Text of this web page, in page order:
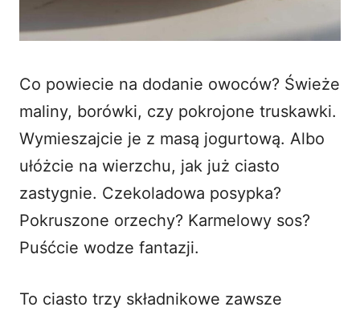
Co powiecie na dodanie owoców? Świeże
maliny, borówki, czy pokrojone truskawki.
Wymieszajcie je z masą jogurtową. Albo
ułóżcie na wierzchu, jak już ciasto
zastygnie. Czekoladowa posypka?
Pokruszone orzechy? Karmelowy sos?
Puśćcie wodze fantazji.
To ciasto trzy składnikowe zawsze